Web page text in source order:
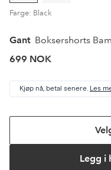
Farge: Black
Gant Boksershorts
699 NOK
Kjøp nå, betal senere. Les
Legg i